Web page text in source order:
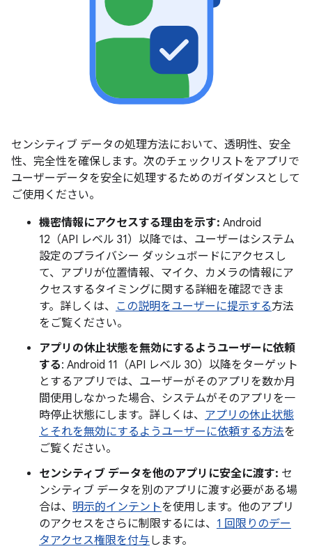
センシティブ データの処理方法において、透明性、安全
性、完全性を確保します。次のチェックリストをアプリで
ユーザーデータを安全に処理するためのガイダンスとして
ご使用ください。
機密情報にアクセスする理由を示す: Android
12（API レベル 31）以降では、ユーザーはシステム
設定のプライバシー ダッシュボードにアクセスし
て、アプリが位置情報、マイク、カメラの情報にア
クセスするタイミングに関する詳細を確認できま
す。詳しくは、 この説明をユーザーに提示する方法
をご覧ください。
アプリの休止状態を無効にするようユーザーに依頼
する: Android 11（API レベル 30）以降をターゲット
とするアプリでは、ユーザーがそのアプリを数か月
間使用しなかった場合、システムがそのアプリを一
時停止状態にします。詳しくは、 アプリの休止状態
とそれを無効にするようユーザーに依頼する方法を
ご覧ください。
センシティブ データを他のアプリに安全に渡す: セ
ンシティブ データを別のアプリに渡す必要がある場
合は、 明示的インテントを使用します。他のアプリ
のアクセスをさらに制限するには、 1 回限りのデー
タアクセス権限を付与します。